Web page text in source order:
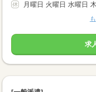
月曜日 火曜日 水曜日
求